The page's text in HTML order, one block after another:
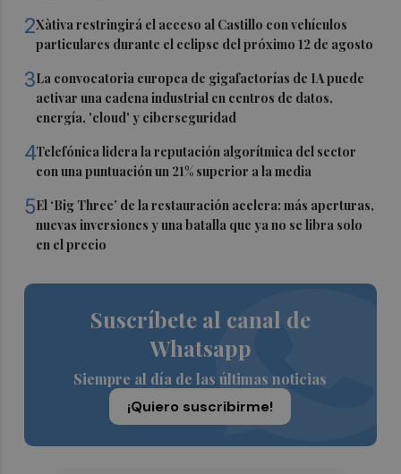
2Xàtiva restringirá el acceso al Castillo con vehículos
particulares durante el eclipse del próximo 12 de agosto
3La convocatoria europea de gigafactorías de IA puede
activar una cadena industrial en centros de datos,
energía, 'cloud' y ciberseguridad
4Telefónica lidera la reputación algorítmica del sector
con una puntuación un 21% superior a la media
5El ‘Big Three’ de la restauración acelera: más aperturas,
nuevas inversiones y una batalla que ya no se libra solo
en el precio
Suscríbete al canal de
Whatsapp
Siempre al día de las últimas noticias
¡Quiero suscribirme!